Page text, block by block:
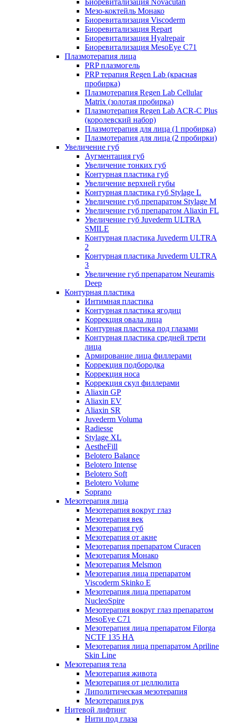
Биоревитализация Novacutan
Мезо-коктейль Монако
Биоревитализация Viscoderm
Биоревитализация Repart
Биоревитализация Hyalrepair
Биоревитализация MesoEye C71
Плазмотерапия лица
PRP плазмогель
PRP терапия Regen Lab (красная
пробирка)
Плазмотерапия Regen Lab Cellular
Matrix (золотая пробирка)
Плазмотерапия Regen Lab ACR-C Plus
(королевский набор)
Плазмотерапия для лица (1 пробирка)
Плазмотерапия для лица (2 пробирки)
Увеличение губ
Аугментация губ
Увеличение тонких губ
Контурная пластика губ
Увеличение верхней губы
Контурная пластика губ Stylage L
Увеличение губ препаратом Stylage M
Увеличение губ препаратом Aliaxin FL
Увеличение губ Juvederm ULTRA
SMILE
Контурная пластика Juvederm ULTRA
2
Контурная пластика Juvederm ULTRA
3
Увеличение губ препаратом Neuramis
Deep
Контурная пластика
Интимная пластика
Контурная пластика ягодиц
Коррекция овала лица
Контурная пластика под глазами
Контурная пластика средней трети
лица
Армирование лица филлерами
Коррекция подбородка
Коррекция носа
Коррекция скул филлерами
Aliaxin GP
Aliaxin EV
Aliaxin SR
Juvederm Voluma
Radiesse
Stylage XL
AestheFill
Belotero Balance
Belotero Intense
Belotero Soft
Belotero Volume
Soprano
Мезотерапия лица
Мезотерапия вокруг глаз
Мезотерапия век
Мезотерапия губ
Мезотерапия от акне
Мезотерапия препаратом Curacen
Мезотерапия Монако
Мезотерапия Melsmon
Мезотерапия лица препаратом
Viscoderm Skinko E
Мезотерапия лица препаратом
NucleoSpire
Мезотерапия вокруг глаз препаратом
MesoEye С71
Мезотерапия лица препаратом Filorga
NCTF 135 HA
Мезотерапия лица препаратом Apriline
Skin Line
Мезотерапия тела
Мезотерапия живота
Мезотерапия от целлюлита
Липолитическая мезотерапия
Мезотерапия рук
Нитевой лифтинг
Нити под глаза